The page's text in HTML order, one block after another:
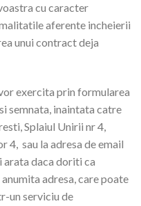
cu caracter
aferente incheierii
unui contract deja
exercita prin formularea
semnata, inaintata catre
Splaiul Unirii nr 4,
4, sau la adresa de email
daca doriti ca
adresa, care poate
un serviciu de